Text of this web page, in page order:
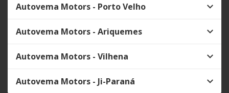
Autovema Motors - Porto Velho
Autovema Motors - Ariquemes
Autovema Motors - Vilhena
Autovema Motors - Ji-Paraná